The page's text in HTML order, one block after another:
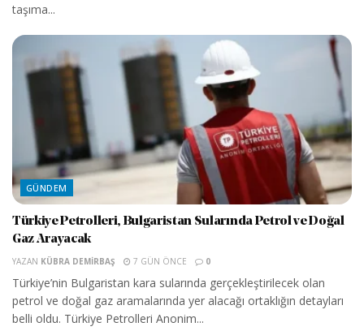
taşıma...
GÜNDEM
Türkiye Petrolleri, Bulgaristan Sularında Petrol ve Doğal
Gaz Arayacak
YAZAN KÜBRA DEMIRBAŞ 7 GÜN ÖNCE 0
Türkiye’nin Bulgaristan kara sularında gerçekleştirilecek olan
petrol ve doğal gaz aramalarında yer alacağı ortaklığın detayları
belli oldu. Türkiye Petrolleri Anonim...